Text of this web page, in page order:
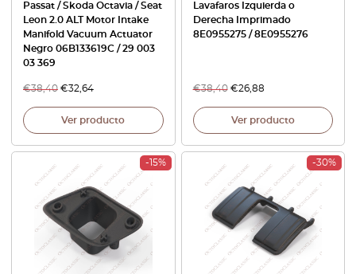
Passat / Skoda Octavia / Seat
Leon 2.0 ALT Motor Intake
Manifold Vacuum Actuator
Negro 06B133619C / 29 003
03 369
€38,40 €32,64
Ver producto
Lavafaros Izquierda o
Derecha Imprimado
8E0955275 / 8E0955276
€38,40 €26,88
Ver producto
-15% -30%